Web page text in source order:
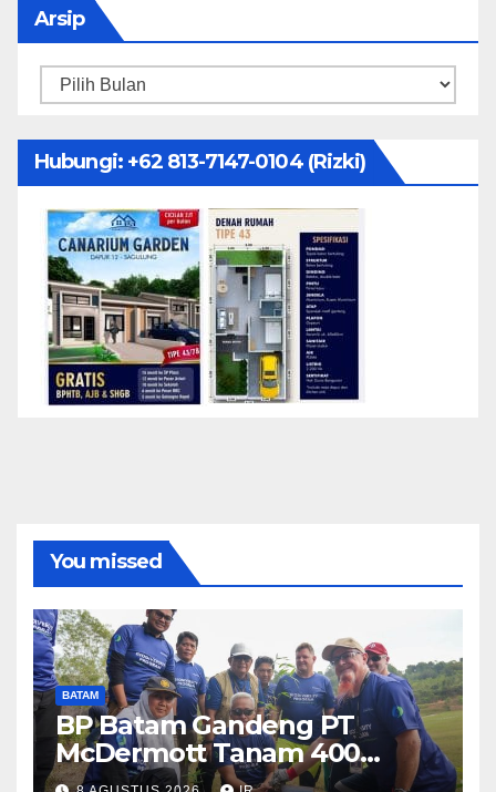
Arsip
Arsip
Hubungi: ‪+62 813-7147-0104‬ (Rizki)
You missed
BATAM
BP Batam Gandeng PT
McDermott Tanam 400
Bambu Betung di Waduk